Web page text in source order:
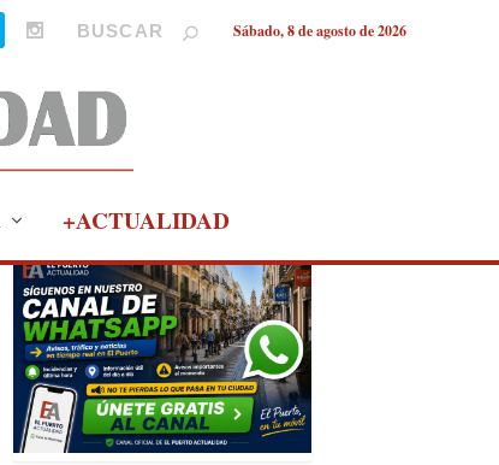
Sábado, 8 de agosto de 2026
+ACTUALIDAD
PUBLICIDAD